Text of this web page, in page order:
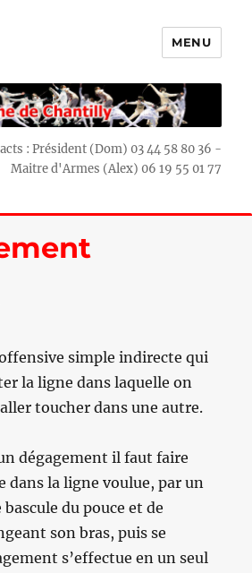
MENU
: Président (Dom) 03 44 58 80 36 -
Maitre d'Armes (Alex) 06 19 55 01 77
simple indirecte qui
la ligne dans laquelle on
toucher dans une autre.
dégagement il faut faire
dans la ligne voulue, par un
du pouce et de
son bras, puis se
s’effectue en un seul